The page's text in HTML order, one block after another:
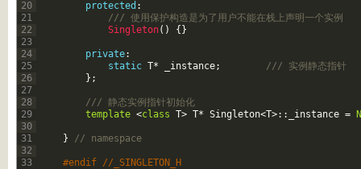
20
21
22
23
24
25
26
27
28
29
30
31
32
33
protected :
/// 使用保护构造是为了用户不能在栈上声明一个实例
Singleton( ) { }
private:
static T* _instance;
/// 实例静态指
} ;
/// 静态实例指针初始化
template <class T> T* Singleton<T>:: _instance =
} // namespace
#endif //_SINGLETON_H